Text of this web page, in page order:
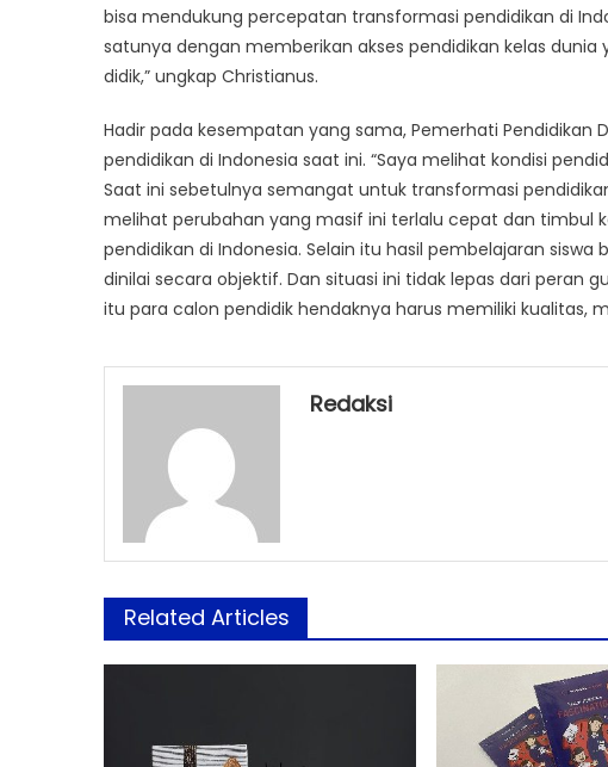
bisa mendukung percepatan transformasi pendidikan di
satunya dengan memberikan akses pendidikan kelas
didik,” ungkap Christianus.
Hadir pada kesempatan yang sama, Pemerhati Pendidikan
pendidikan di Indonesia saat ini. “Saya melihat kondisi
Saat ini sebetulnya semangat untuk transformasi
melihat perubahan yang masif ini terlalu cepat dan timbul
pendidikan di Indonesia. Selain itu hasil pembelajaran
dinilai secara objektif. Dan situasi ini tidak lepas dari peran
itu para calon pendidik hendaknya harus memiliki kualitas,
Redaksi
Related Articles